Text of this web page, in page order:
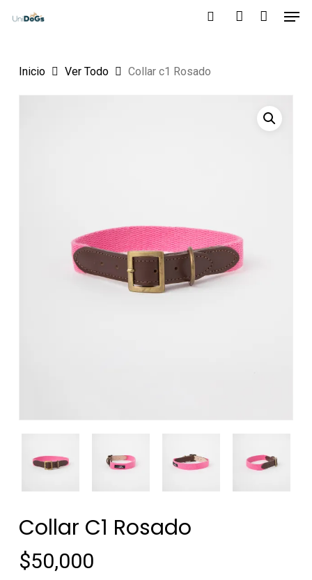
content
Inicio Ver Todo Collar c1 Rosado
Collar C1 Rosado
$50,000